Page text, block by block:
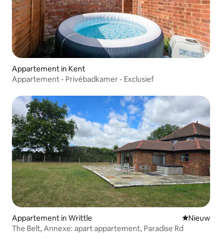
Appartement in Kent
Appartement - Privébadkamer - Exclusief
Appartement in Writtle Nieuwe
Nieuw
The Belt, Annexe: apart appartement, Paradise Rd